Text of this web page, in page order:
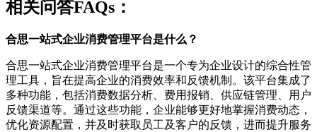
相关问答FAQs：
合思一站式企业消费管理平台是什么？
合思一站式企业消费管理平台是一个专为企业设计的综合性管
理工具，旨在提高企业的消费效率和反馈机制。该平台集成了
多种功能，包括消费数据分析、费用报销、供应链管理、用户
反馈渠道等。通过这些功能，企业能够更好地掌握消费动态，
优化资源配置，并及时获取员工及客户的反馈，进而提升服务